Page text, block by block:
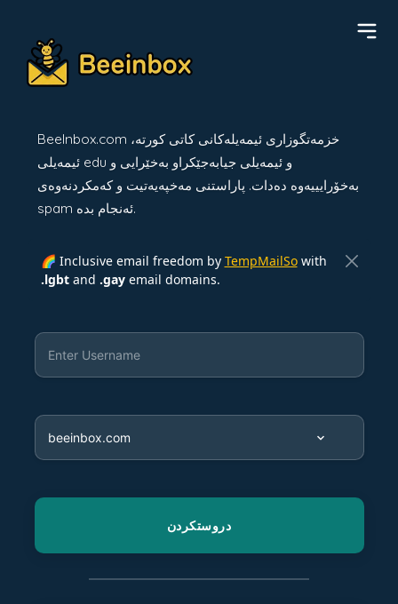
BeeInbox.com خزمەتگوزاری ئیمەیلەکانی کاتی کورتە،
ئیمەیلی edu و ئیمەیلی جیابەجێکراو بەخێرایی و
بەخۆرایییەوە دەدات. پاراستنی مەخپەیەتیت و کەمکردنەوەی
spam ئەنجام بدە.
🌈 Inclusive email freedom by TempMailSowith
.lgbtand .gayemail domains.